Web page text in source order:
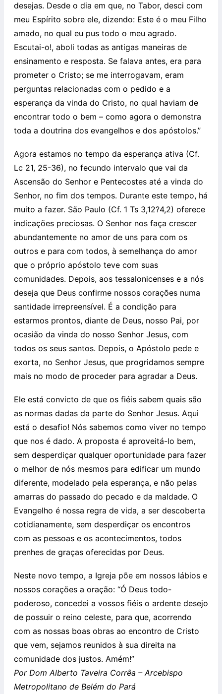
desejas. Desde o dia em que, no Tabor, desci com
meu Espírito sobre ele, dizendo: Este é o meu Filho
amado, no qual eu pus todo o meu agrado.
Escutai-o!, aboli todas as antigas maneiras de
ensinamento e resposta. Se falava antes, era para
prometer o Cristo; se me interrogavam, eram
perguntas relacionadas com o pedido e a
esperança da vinda do Cristo, no qual haviam de
encontrar todo o bem – como agora o demonstra
toda a doutrina dos evangelhos e dos apóstolos.”
Agora estamos no tempo da esperança ativa (Cf.
Lc 21, 25-36), no fecundo intervalo que vai da
Ascensão do Senhor e Pentecostes até a vinda do
Senhor, no fim dos tempos. Durante este tempo, há
muito a fazer. São Paulo (Cf. 1 Ts 3,12?4,2) oferece
indicações preciosas. O Senhor nos faça crescer
abundantemente no amor de uns para com os
outros e para com todos, à semelhança do amor
que o próprio apóstolo teve com suas
comunidades. Depois, aos tessalonicenses e a nós
deseja que Deus confirme nossos corações numa
santidade irrepreensível. É a condição para
estarmos prontos, diante de Deus, nosso Pai, por
ocasião da vinda do nosso Senhor Jesus, com
todos os seus santos. Depois, o Apóstolo pede e
exorta, no Senhor Jesus, que progridamos sempre
mais no modo de proceder para agradar a Deus.
Ele está convicto de que os fiéis sabem quais são
as normas dadas da parte do Senhor Jesus. Aqui
está o desafio! Nós sabemos como viver no tempo
que nos é dado. A proposta é aproveitá-lo bem,
sem desperdiçar qualquer oportunidade para fazer
o melhor de nós mesmos para edificar um mundo
diferente, modelado pela esperança, e não pelas
amarras do passado do pecado e da maldade. O
Evangelho é nossa regra de vida, a ser descoberta
cotidianamente, sem desperdiçar os encontros
com as pessoas e os acontecimentos, todos
prenhes de graças oferecidas por Deus.
Neste novo tempo, a Igreja põe em nossos lábios e
nossos corações a oração: “Ó Deus todo-
poderoso, concedei a vossos fiéis o ardente desejo
de possuir o reino celeste, para que, acorrendo
com as nossas boas obras ao encontro de Cristo
que vem, sejamos reunidos à sua direita na
comunidade dos justos. Amém!”
Por Dom Alberto Taveira Corrêa – Arcebispo
Metropolitano de Belém do Pará